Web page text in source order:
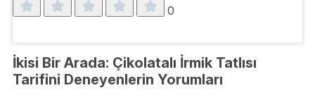
0
İkisi Bir Arada: Çikolatalı İrmik Tatlısı
Tarifini Deneyenlerin Yorumları